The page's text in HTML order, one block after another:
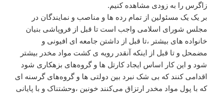
زاگرس را به زودی مشاهده کنیم.
بر یک یک مسئولین از تمام رده ها و مناصب و نمایندگان در
مجلس شورای اسلامی واجب است تا قبل از فروپاشی بنیان
خانواده های بیشتر ،تا قبل از داشتن جامعه ای افیونی و
مضمحل و تا قبل از اینکه آنقدر رویه ی کشت مواد مخدر بیشتر
شود و این کار اساس ایجاد کارتل ها و گروه‌های بزهکاری شود
اقدامی کنند که بی شک نبرد بین دولتی ها و گروه‌های گرسنه ای
که با پول مواد مخدر ارتزاق می‌کنند خونین ،وحشتناک و با پایانی